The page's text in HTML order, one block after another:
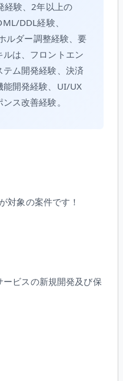
経験、2年以上の
DDL経験、
ルダー調整経験、要
は、フロントエン
テム開発経験、決済
能開発経験、UI/UX
ス改善経験。
対象の案件です！
ビスの新規開発及び保